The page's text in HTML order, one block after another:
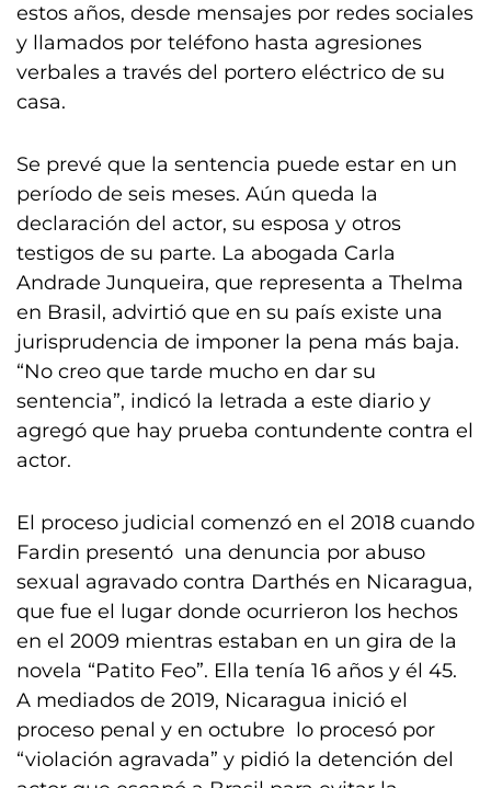
estos años, desde mensajes por redes sociales
y llamados por teléfono hasta agresiones
verbales a través del portero eléctrico de su
casa.
Se prevé que la sentencia puede estar en un
período de seis meses. Aún queda la
declaración del actor, su esposa y otros
testigos de su parte. La abogada Carla
Andrade Junqueira, que representa a Thelma
en Brasil, advirtió que en su país existe una
jurisprudencia de imponer la pena más baja.
“No creo que tarde mucho en dar su
sentencia”, indicó la letrada a este diario y
agregó que hay prueba contundente contra el
actor.
El proceso judicial comenzó en el 2018 cuando
Fardin presentó una denuncia por abuso
sexual agravado contra Darthés en Nicaragua,
que fue el lugar donde ocurrieron los hechos
en el 2009 mientras estaban en un gira de la
novela “Patito Feo”. Ella tenía 16 años y él 45.
A mediados de 2019, Nicaragua inició el
proceso penal y en octubre lo procesó por
“violación agravada” y pidió la detención del